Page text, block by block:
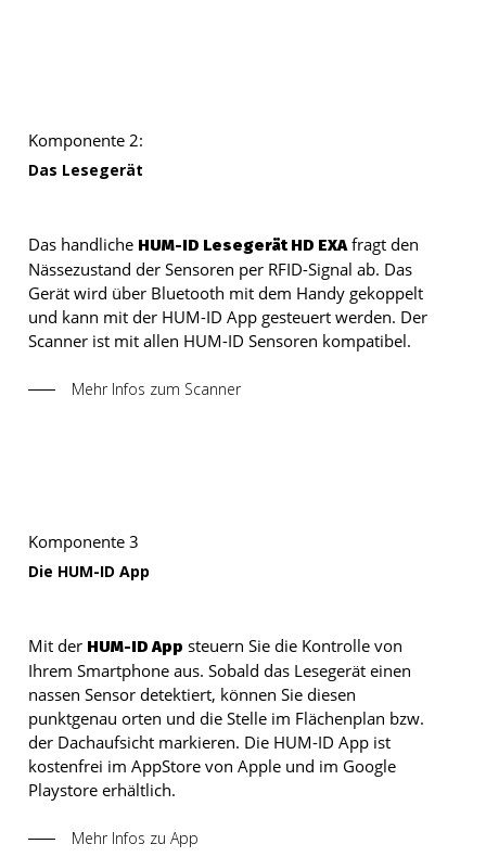
Komponente 2:
Das Lesegerät
Das handliche HUM-ID Lesegerät HD EXAfragt den
Nässezustand der Sensoren per RFID-Signal ab. Das
Gerät wird über Bluetooth mit dem Handy gekoppelt
und kann mit der HUM-ID App gesteuert werden. Der
Scanner ist mit allen HUM-ID Sensoren kompatibel.
Mehr Infos zum Scanner
Komponente 3
Die HUM-ID App
Mit der HUM-ID App steuern Sie die Kontrolle von
Ihrem Smartphone aus. Sobald das Lesegerät einen
nassen Sensor detektiert, können Sie diesen
punktgenau orten und die Stelle im Flächenplan bzw.
der Dachaufsicht markieren. Die HUM-ID App ist
kostenfrei im AppStore von Apple und im Google
Playstore erhältlich.
Mehr Infos zu App